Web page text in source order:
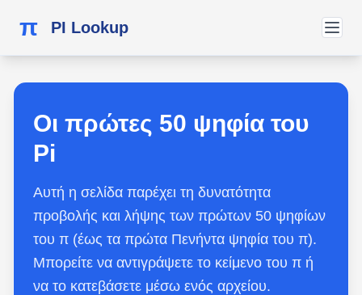
π PI Lookup
Οι πρώτες 50 ψηφία του
Pi
Αυτή η σελίδα παρέχει τη δυνατότητα
προβολής και λήψης των πρώτων 50 ψηφίων
του π (έως τα πρώτα Πενήντα ψηφία του π).
Μπορείτε να αντιγράψετε το κείμενο του π ή
να το κατεβάσετε μέσω ενός αρχείου.